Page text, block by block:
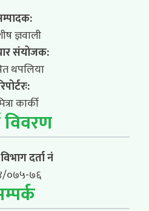
ज्ञवाली
संयोजक:
थपलिया
कार्की
विवरण
दर्ता नं
०७५-७६